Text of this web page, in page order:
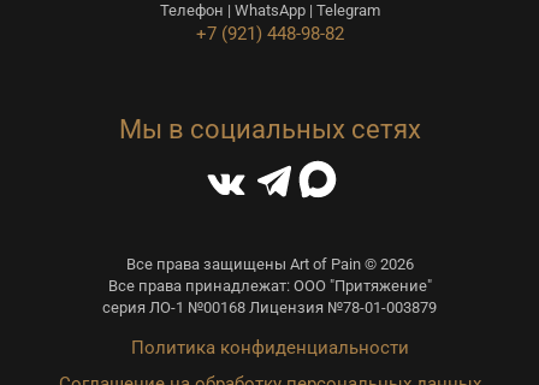
Телефон | WhatsApp | Telegram
+7 (921) 448-98-82
Мы в социальных сетях
Все права защищены Art of Pain © 2026
Все права принадлежат: ООО "Притяжение"
серия ЛО-1 №00168 Лицензия №78-01-003879
Политика конфиденциальности